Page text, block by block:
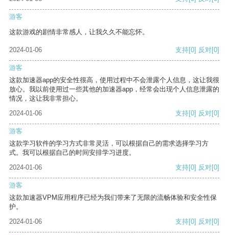
游客
这款游戏的剧情非常感人，让我久久不能忘怀。
2024-01-06 支持[0] 反对[0]
游客
这款加速器app的安全性很高，使用过程中不会泄露个人信息，这让我很
放心。我以前使用过一些其他的加速器app，经常会出现个人信息泄露的
情况，这让我非常担心。
2024-01-06
支持[0] 反对[0]
游客
这款学习软件的学习方式非常灵活，可以根据自己的需求选择学习方
式。我可以根据自己的时间安排学习进度。
2024-01-06
支持[0] 反对[0]
游客
这款加速器VPM应用程序已经为我们带来了无限的流畅体验和安全性保
护。
2024-01-06
支持[0] 反对[0]